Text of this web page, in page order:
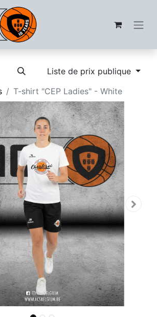
Liste de prix publique
T-shirt "CEP Ladies" - White